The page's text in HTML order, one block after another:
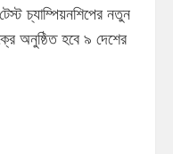
চ্যাম্পিয়নশিপের নতুন
অনুষ্ঠিত হবে ৯ দেশের